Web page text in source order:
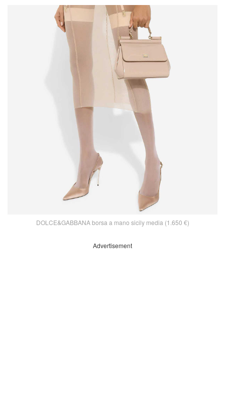
DOLCE&GABBANA borsa a mano sicily media (1.650 €)
Advertisement